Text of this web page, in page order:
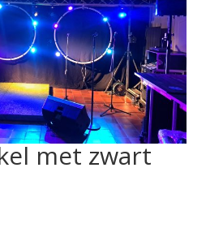
met zwart